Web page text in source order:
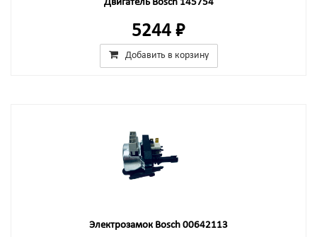
Двигатель Bosch 145754
5244 ₽
Добавить в корзину
Электрозамок Bosch 00642113